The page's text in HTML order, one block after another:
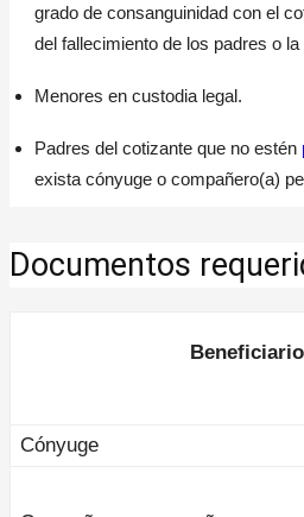
grado de consanguinidad con el
del fallecimiento de los padres o
Menores en custodia legal.
Padres del cotizante que no estén
exista cónyuge o compañero(a)
Documentos
Beneficiario
Cónyuge